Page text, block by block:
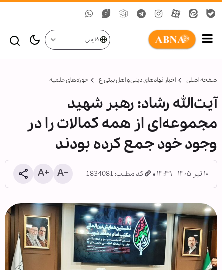
فارسی
صفحه اصلی اخبار نهادهای دینی و اهل بیتی ع حوزه‌های علمیه
آیت‌الله رشاد: رهبر شهید
مجموعه‌ای از همه کمالات را در
وجود خود جمع کرده بودند
۱۰ تیر ۱۴۰۵ - ۱۴:۴۹ کد مطلب: 1834081